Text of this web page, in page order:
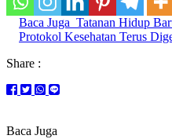
Baca Juga Tatanan Hidup
Protokol Kesehatan Terus
Share :
Baca Juga